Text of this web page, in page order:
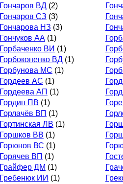
Гончаров ВД (2)
Гончаров СЗ (3)
Гончарова НЗ (3)
Гончуков АА (1)
Горбаченко ВИ (1)
Горбоконенко ВД (1)
Горбунова МС (1)
Гордеев АС (1)
Гордеева АП (1)
Гордин ПВ (1)
Горлачёв ВП (1)
Гортинская ЛВ (1)
Горшков ВВ (1)
Горюнов ВС (1)
Горячев ВП (1)
Грайфер ДМ (1)
Гребенюк ИИ (1)